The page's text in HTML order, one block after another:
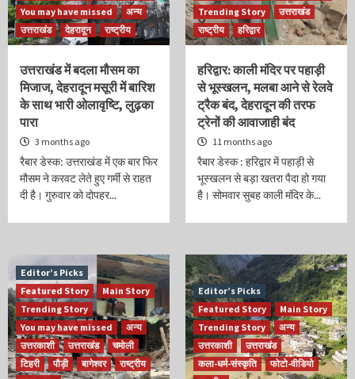
You may have missed
अन्य
उत्तराखंड
देहरादून राष्ट्रीय
उत्तराखंड में बदला मौसम का
मिजाज, देहरादून मसूरी में बारिश
के साथ भारी ओलावृष्टि, लुढ़का
पारा
3 months ago
रैबार डेस्क: उत्तराखंड में एक बार फिर
मौसम ने करवट लेते हुए गर्मी से राहत
दी है। गुरुवार को दोपहर...
Trending Story
उत्तराखंड
राष्ट्रीय
हरिद्वार
हरिद्वार: काली मंदिर पर पहाड़ी
से भूस्खलन, मलबा आने से रेलवे
ट्रैक बंद, देहरादून की तरफ
ट्रेनों की आवाजाही बंद
11 months ago
रैबार डेस्क : हरिद्वार में पहाड़ी से
भूस्खलन से बड़ा खतरा पैदा हो गया
है। सोमवार सुबह काली मंदिर के...
Editor’s Picks
Featured Story
Main Story
Trending Story
You may have missed
अन्य
उत्तरकाशी
उत्तराखंड
चमोली
टिहरी
पौड़ी बागेश्वर
राष्ट्रीय
Editor’s Picks
Featured Story
Main Story
Trending Story
अन्य
उत्तरकाशी
उत्तराखंड
कला-धर्म-संस्कृति
फोटो-वीडियो